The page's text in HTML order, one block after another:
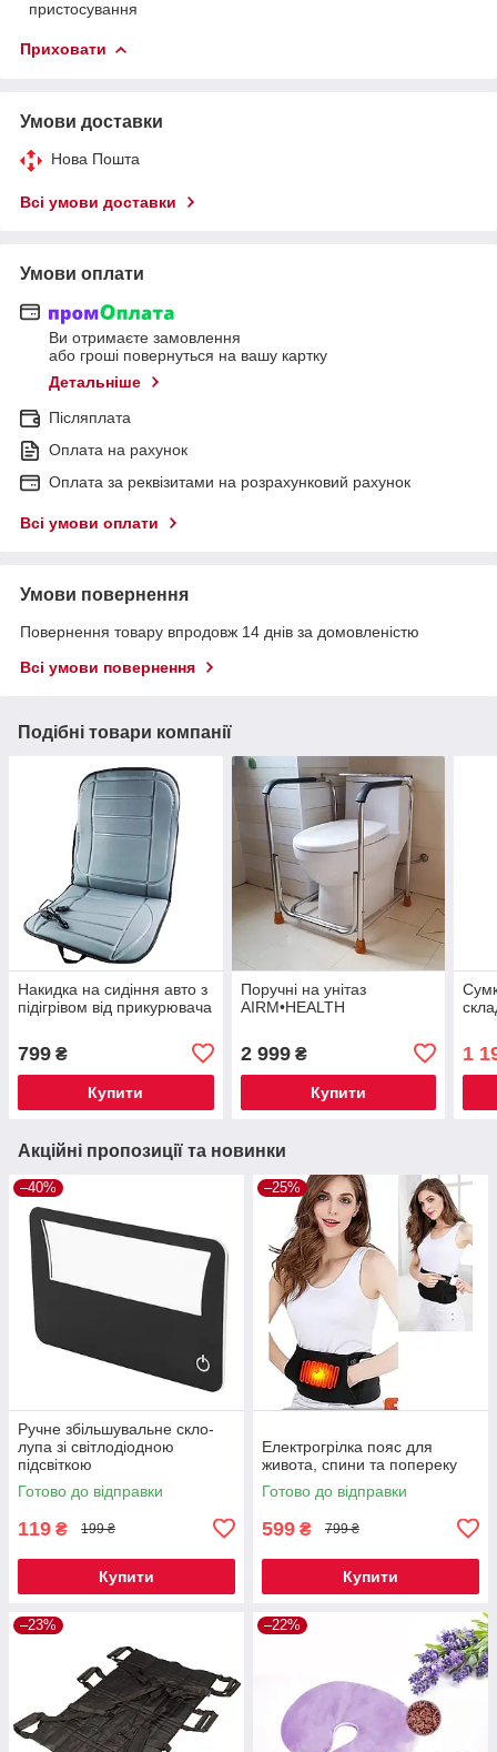
пристосування
Приховати
Умови доставки
Нова Пошта
Всі умови доставки
Умови оплати
Ви отримаєте замовлення
або гроші повернуться на вашу картку
Детальніше
Післяплата
Оплата на рахунок
Оплата за реквізитами на розрахунковий рахунок
Всі умови оплати
Умови повернення
Повернення товару впродовж 14 днів за домовленістю
Всі умови повернення
Подібні товари компанії
Накидка на сидіння авто з
підігрівом від прикурювача
799 ₴
Купити
Поручні на унітаз
AIRM•HEALTH
2 999₴
Купити
1
Акційні пропозиції та новинки
–40%
Ручне збільшувальне скло-
лупа зі світлодіодною
підсвіткою
Готово до відправки
119 ₴ 199 ₴
Купити
–25%
Електрогрілка пояс для
живота, спини та попереку
Готово до відправки
599 ₴ 799 ₴
Купити
–23% –22%